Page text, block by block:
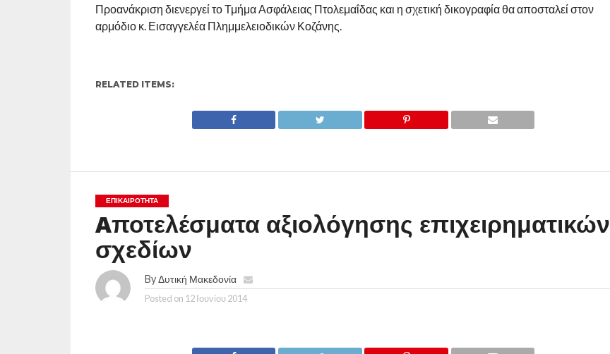
Προανάκριση διενεργεί το Τμήμα Ασφάλειας Πτολεμαΐδας και η σχετική δικογραφία θα αποσταλεί στον
αρμόδιο κ. Εισαγγελέα Πλημμελειοδικών Κοζάνης.
RELATED ITEMS:
ΕΠΙΚΑΙΡΟΤΗΤΑ
Aποτελέσματα αξιολόγησης επιχειρηματικών
σχεδίων
ByΔυτική Μακεδονία
Posted on 12 Ιουνίου 2014